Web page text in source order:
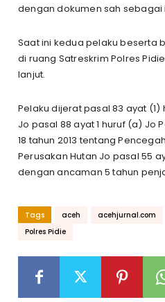
dengan dokumen sah sebagai
Saat ini kedua pelaku beserta
di ruang Satreskrim Polres
lanjut.
Pelaku dijerat pasal 83 ayat (1)
Jo pasal 88 ayat 1 huruf (a) Jo
18 tahun 2013 tentang
Perusakan Hutan Jo pasal 55
dengan ancaman 5 tahun
Tags aceh acehjurnal.com
Polres Pidie